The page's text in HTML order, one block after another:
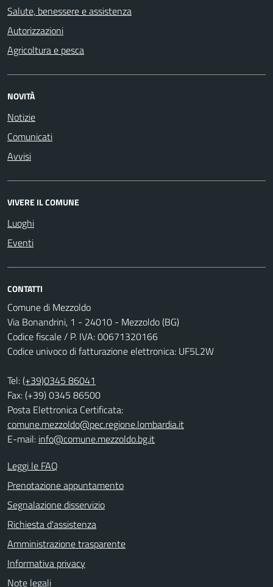
Salute, benessere e assistenza
Autorizzazioni
Agricoltura e pesca
NOVITÀ
Notizie
Comunicati
Avvisi
VIVERE IL COMUNE
Luoghi
Eventi
CONTATTI
Comune di Mezzoldo
Via Bonandrini, 1 - 24010 - Mezzoldo (BG)
Codice fiscale / P. IVA: 00671320166
Codice univoco di fatturazione elettronica: UF5L2W
Tel:(+39)0345 86041
Fax: (+39) 0345 86500
Posta Elettronica Certificata:
comune.mezzoldo@pec.regione.lombardia.it
E-mail: info@comune.mezzoldo.bg.it
Leggi le FAQ
Prenotazione appuntamento
Segnalazione disservizio
Richiesta d'assistenza
Amministrazione trasparente
Informativa privacy
Note legali